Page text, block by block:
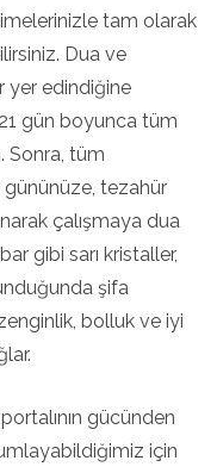
tam olarak
Dua ve
yer edindiğine
gün boyunca tüm
Sonra, tüm
gününüze, tezahür
çalışmaya dua
gibi sarı kristaller,
şifa
bolluk ve iyi
gücünden
için